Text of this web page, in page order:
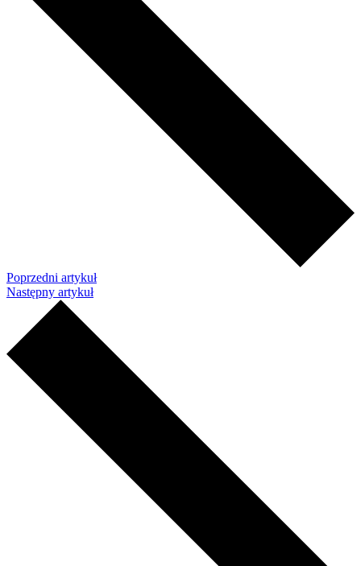
Poprzedni artykuł
Następny artykuł